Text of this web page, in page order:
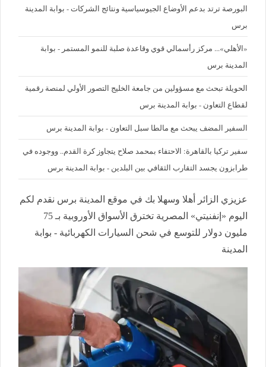
البورصة ترتد بدعم الأوضاع الجيوسياسية ونتائج الشركات - بوابة المدينة
برس
«الأهلي»... مركز رأسمالي قوي وقاعدة صلبة للنمو المستمر - بوابة
المدينة برس
الحويلة تبحث مع مسؤولين من جامعة الخليج التصور الأولي لمنصة رقمية
لقطاع التعاون - بوابة المدينة برس
السفير المضف يبحث مع مالطا سبل التعاون - بوابة المدينة برس
سفير تركيا بالقاهرة: الاحتفاء بمحمد صلاح يتجاوز كرة القدم.. ووجوده في
طرابزون يجسد التقارب الثقافي بين البلدين - بوابة المدينة برس
عزيزي الزائر أهلا وسهلا بك في موقع المدينة برس نقدم لكم
اليوم «إنفنيتي» المصرية تخترق الأسواق الأوروبية بـ 75
مليون دولار للتوسع في شحن السيارات الكهربائية - بوابة
المدينة